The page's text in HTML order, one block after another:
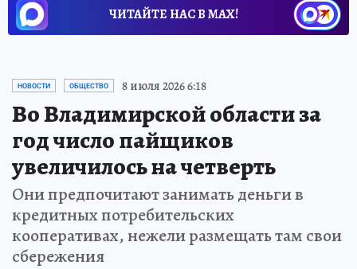
ЧИТАЙТЕ НАС В МАХ!
НОВОСТИ ОБЩЕСТВО 8 июля 2026 6:18
Во Владимирской области за
год число пайщиков
увеличилось на четверть
Они предпочитают занимать деньги в
кредитных потребительских
кооперативах, нежели размещать там свои
сбережения